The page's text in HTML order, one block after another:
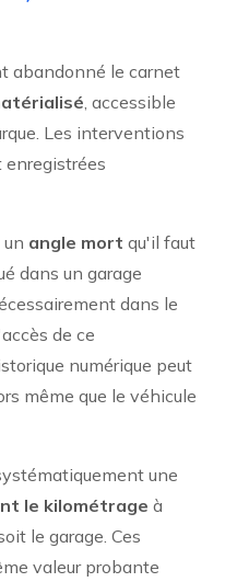
abandonné le carnet
, accessible
Les interventions
enregistrées
angle mort qu'il faut
dans un garage
dans le
de ce
numérique peut
même que le véhicule
une
le kilométrage à
le garage. Ces
valeur probante